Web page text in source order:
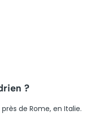
?
de Rome, en Italie.